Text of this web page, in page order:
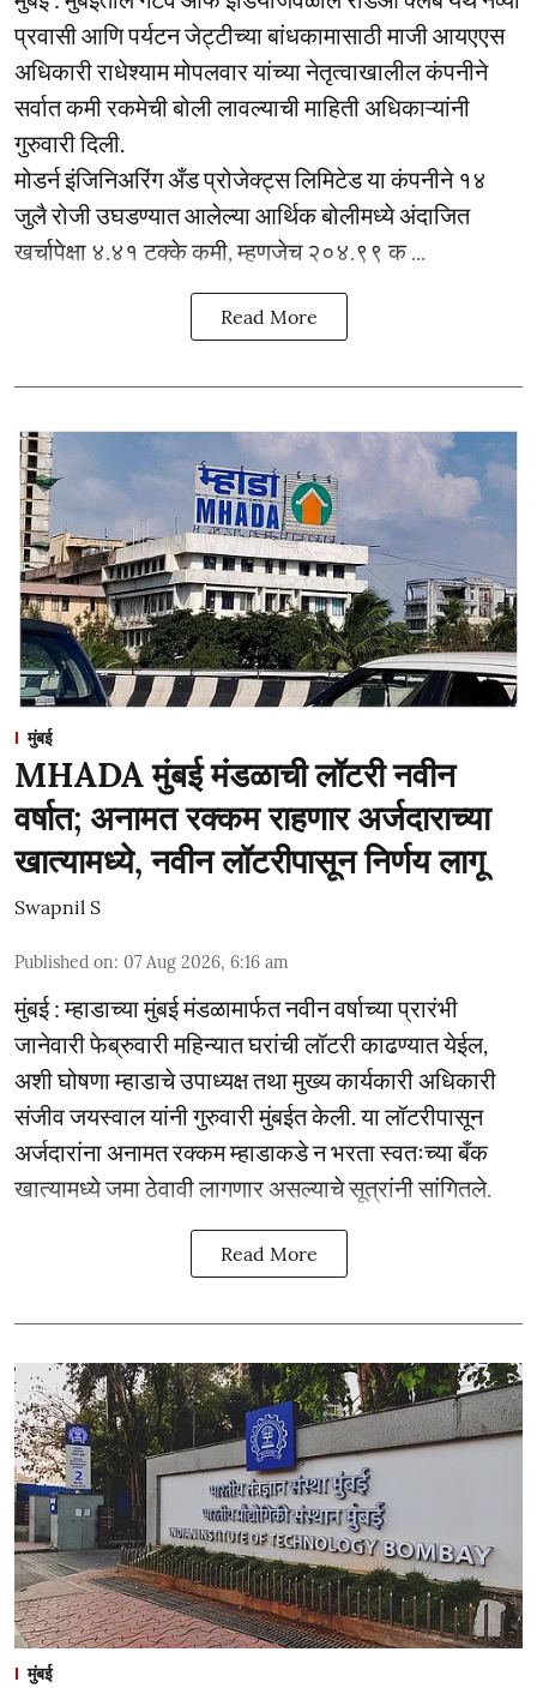
प्रवासी आणि पर्यटन जेट्टीच्या बांधकामासाठी माजी आयएएस
अधिकारी राधेश्याम मोपलवार यांच्या नेतृत्वाखालील कंपनीने
सर्वात कमी रकमेची बोली लावल्याची माहिती अधिकाऱ्यांनी
गुरुवारी दिली.
मोडर्न इंजिनिअरिंग अँड प्रोजेक्ट्स लिमिटेड या कंपनीने १४
जुलै रोजी उघडण्यात आलेल्या आर्थिक बोलीमध्ये अंदाजित
खर्चापेक्षा ४.४१ टक्के कमी, म्हणजेच २०४.९९ क ...
Read More
मुंबई
MHADA मुंबई मंडळाची लॉटरी नवीन
वर्षात; अनामत रक्कम राहणार अर्जदाराच्या
खात्यामध्ये, नवीन लॉटरीपासून निर्णय लागू
Swapnil S
Published on: 07 Aug 2026, 6:16 am
मुंबई : म्हाडाच्या मुंबई मंडळामार्फत नवीन वर्षाच्या प्रारंभी
जानेवारी फेब्रुवारी महिन्यात घरांची लॉटरी काढण्यात येईल,
अशी घोषणा म्हाडाचे उपाध्यक्ष तथा मुख्य कार्यकारी अधिकारी
संजीव जयस्वाल यांनी गुरुवारी मुंबईत केली. या लॉटरीपासून
अर्जदारांना अनामत रक्कम म्हाडाकडे न भरता स्वतःच्या बँक
खात्यामध्ये जमा ठेवावी लागणार असल्याचे सूत्रांनी सांगितले.
Read More
मुंबई